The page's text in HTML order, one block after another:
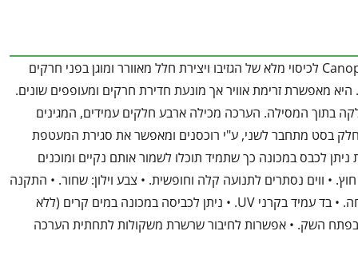
סט רשתות תואם לגזיבו מדגם DALLAS מבית פלרם–Canopia לכיסוי מלא של הגזיבו ויצירת חלל מאוורר ומוגן בפני חרקים
מאפשרת זרימת אוויר אך מונעת חדירת חרקים ומעופפים שונים.
בתוך המסילה. הערכה מכילה ארבע חלקים עמידים, המגינים
בסט מתחבר לשני, ע"י רוכסנים ומאפשר את סגירת המעטפת
לכבס במכונה כך שתמיד תוכלו לשמור אותם נקיים ומוכנים
• ווים נסתרים לתנועה קלה וחופשית. • צבע וילון: שחור. • התקנה
פשוטה ומהירה (כולל מדריך הרכבה). • רצועות קשירה בפינות לשמירת הרשת פתוחה. • בד עמיד בקרני UV. • ניתן לכביסה במכונה במים קרים (ללא
בפתח השק. • אפשרות לחיבור שרשרת משקולות לתחתית הערכה